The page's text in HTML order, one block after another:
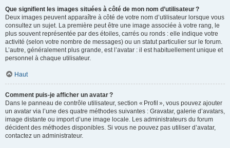
Que signifient les images situées à côté de mon nom d’utilisateur ?
Deux images peuvent apparaître à côté de votre nom d’utilisateur lorsque vous
consultez un sujet. La première peut être une image associée à votre rang, le
plus souvent représentée par des étoiles, carrés ou ronds : elle indique votre
activité (selon votre nombre de messages) ou un statut particulier sur le forum.
L’autre, généralement plus grande, est l’avatar : il est habituellement unique et
personnel à chaque utilisateur.
Haut
Comment puis-je afficher un avatar ?
Dans le panneau de contrôle utilisateur, section « Profil », vous pouvez ajouter
un avatar via l’une des quatre méthodes suivantes : Gravatar, galerie d’avatars,
image distante ou import d’une image locale. Les administrateurs du forum
décident des méthodes disponibles. Si vous ne pouvez pas utiliser d’avatar,
contactez un administrateur.